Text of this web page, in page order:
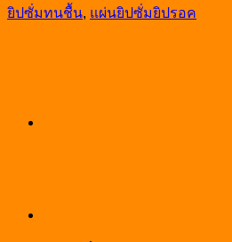
ทนรา
ชิ้น
ยิปซั่มทนชื้น, แผ่นยิปซั่มยิปรอค